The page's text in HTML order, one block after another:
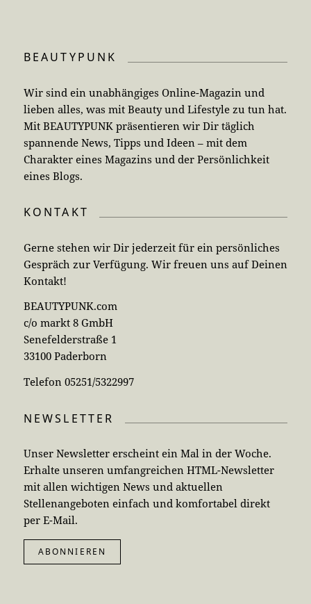
BEAUTYPUNK
Wir sind ein unabhängiges Online-Magazin und
lieben alles, was mit Beauty und Lifestyle zu tun hat.
Mit BEAUTYPUNK präsentieren wir Dir täglich
spannende News, Tipps und Ideen – mit dem
Charakter eines Magazins und der Persönlichkeit
eines Blogs.
KONTAKT
Gerne stehen wir Dir jederzeit für ein persönliches
Gespräch zur Verfügung. Wir freuen uns auf Deinen
Kontakt!
BEAUTYPUNK.com
c/o markt 8 GmbH
Senefelderstraße 1
33100 Paderborn
Telefon 05251/5322997
NEWSLETTER
Unser Newsletter erscheint ein Mal in der Woche.
Erhalte unseren umfangreichen HTML-Newsletter
mit allen wichtigen News und aktuellen
Stellenangeboten einfach und komfortabel direkt
per E-Mail.
ABONNIEREN